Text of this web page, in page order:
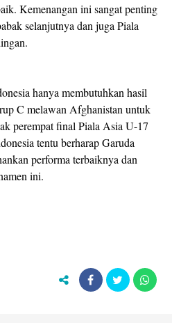
Kemenangan ini sangat penting
selanjutnya dan juga Piala
hanya membutuhkan hasil
C melawan Afghanistan untuk
perempat final Piala Asia U-17
tentu berharap Garuda
performa terbaiknya dan
ini.